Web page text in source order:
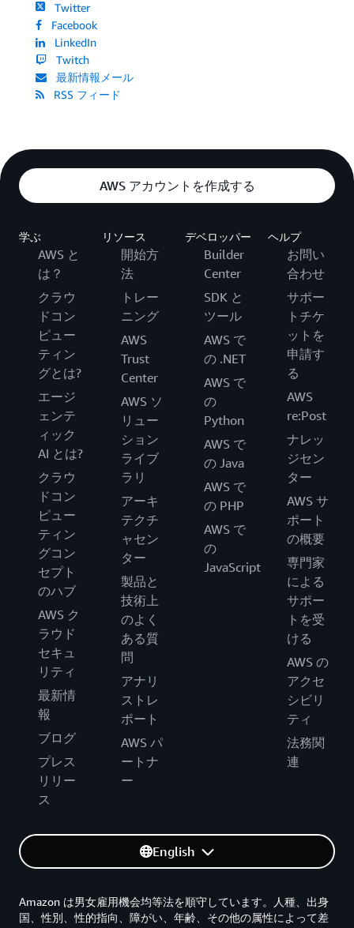
Twitter
Facebook
LinkedIn
Twitch
最新情報メール
RSS フィード
AWS アカウントを作成する
学ぶ
AWS と
は？
クラウ
ドコン
ピュー
ティン
グとは?
エージ
ェンテ
ィック
AI とは?
クラウ
ドコン
ピュー
ティン
グコン
セプト
のハブ
AWS ク
ラウド
セキュ
リティ
最新情
報
ブログ
プレス
リリー
ス
リソース
開始方
法
トレー
ニング
AWS
Trust
Center
AWS ソ
リュー
ション
ライブ
ラリ
アーキ
テクチ
ャセン
ター
製品と
技術上
のよく
ある質
問
アナリ
ストレ
ポート
AWS パ
ートナ
ー
デベロッパー
Builder
Center
SDK と
ツール
AWS で
の .NET
AWS で
の
Python
AWS で
の Java
AWS で
の PHP
AWS で
の
JavaScript
ヘルプ
お問い
合わせ
サポー
トチケ
ットを
申請す
る
AWS
re:Post
ナレッ
ジセン
ター
AWS サ
ポート
の概要
専門家
による
サポー
トを受
ける
AWS の
アクセ
シビリ
ティ
法務関
連
English
Amazon は男女雇用機会均等法を順守しています。人種、出身
国、性別、性的指向、障がい、年齢、その他の属性によって差